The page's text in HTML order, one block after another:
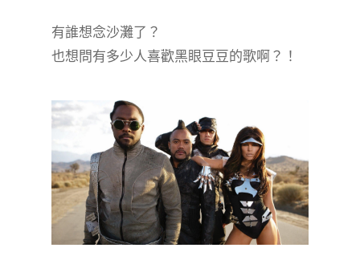
有誰想念沙灘了？
也想問有多少人喜歡黑眼豆豆的歌啊？！